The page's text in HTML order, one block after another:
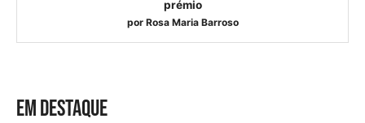
prémio
por Rosa Maria Barroso
EM DESTAQUE